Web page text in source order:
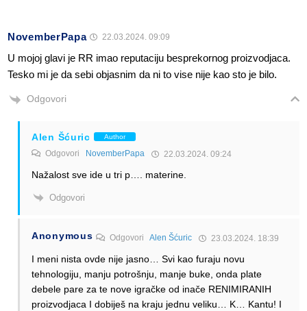
NovemberPapa 22.03.2024. 09:09
U mojoj glavi je RR imao reputaciju besprekornog proizvodjaca.
Tesko mi je da sebi objasnim da ni to vise nije kao sto je bilo.
Odgovori
Alen Šćuric Author
Odgovori NovemberPapa 22.03.2024. 09:24
Nažalost sve ide u tri p…. materine.
Odgovori
Anonymous OdgovoriAlen Šćuric 23.03.2024. 18:39
I meni nista ovde nije jasno… Svi kao furaju novu
tehnologiju, manju potrošnju, manje buke, onda plate
debele pare za te nove igračke od inače RENIMIRANIH
proizvodjaca I dobiješ na kraju jednu veliku… K… Kantu! I